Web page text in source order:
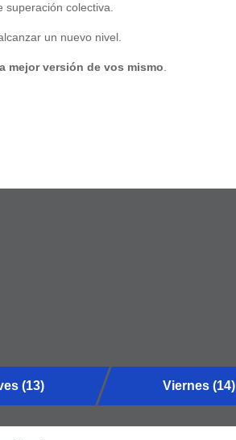
colectiva.
un nuevo nivel.
mejor versión de vos mismo
(13) Viernes (14)